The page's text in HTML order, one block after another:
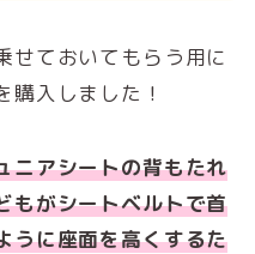
せておいてもらう用に
購入しました！
ニアシートの背もたれ
もがシートベルトで首
うに座面を高くするた